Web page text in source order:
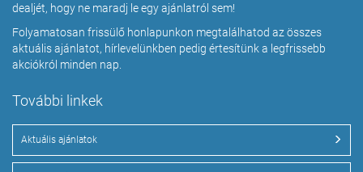
dealjét, hogy ne maradj le egy ajánlatról sem!
Folyamatosan frissülő honlapunkon megtalálhatod az összes
aktuális ajánlatot, hírlevelünkben pedig értesítünk a legfrissebb
akciókról minden nap.
További linkek
Aktuális ajánlatok